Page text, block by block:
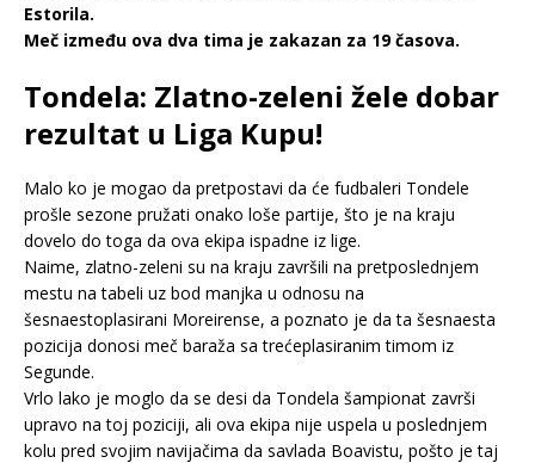
Estorila.
Meč između ova dva tima je zakazan za 19 časova.
Tondela: Zlatno-zeleni žele dobar
rezultat u Liga Kupu!
Malo ko je mogao da pretpostavi da će fudbaleri Tondele
prošle sezone pružati onako loše partije, što je na kraju
dovelo do toga da ova ekipa ispadne iz lige.
Naime, zlatno-zeleni su na kraju završili na pretposlednjem
mestu na tabeli uz bod manjka u odnosu na
šesnaestoplasirani Moreirense, a poznato je da ta šesnaesta
pozicija donosi meč baraža sa trećeplasiranim timom iz
Segunde.
Vrlo lako je moglo da se desi da Tondela šampionat završi
upravo na toj poziciji, ali ova ekipa nije uspela u poslednjem
kolu pred svojim navijačima da savlada Boavistu, pošto je taj